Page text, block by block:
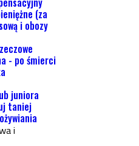
(za
i obozy
- po śmierci
juniora
taniej
i